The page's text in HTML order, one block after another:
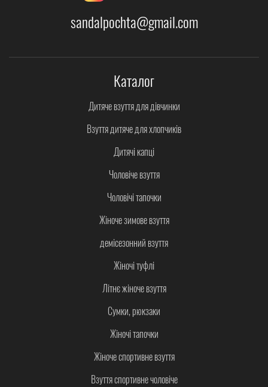
sandalpochta@gmail.com
Каталог
Дитяче взуття для дівчинки
Взуття дитяче для хлопчиків
Дитячі капці
Чоловіче взуття
Чоловічі тапочки
Жіноче зимове взуття
демісезонний взуття
Жіночі туфлі
Літнє жіноче взуття
Сумки, рюкзаки
Жіночі тапочки
Жіноче спортивне взуття
Взуття спортивне чоловіче